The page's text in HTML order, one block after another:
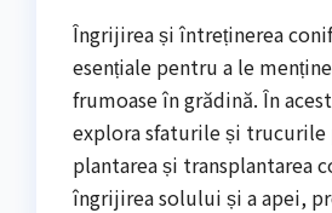
Îngrijirea și întreținerea
esențiale pentru a le
frumoase în grădină. În
explora sfaturile și trucurile
plantarea și transplantarea
îngrijirea solului și a apei,